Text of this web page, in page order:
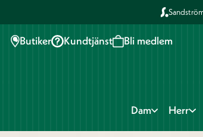
Butiker Kundtjänst Bli medlem
Dam Herr